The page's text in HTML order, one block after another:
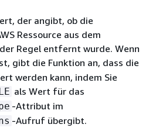
der angibt, ob die
Ressource aus dem
Regel entfernt wurde. Wenn
gibt die Funktion an, dass die
werden kann, indem Sie
als Wert für das
-Attribut im
-Aufruf übergibt.